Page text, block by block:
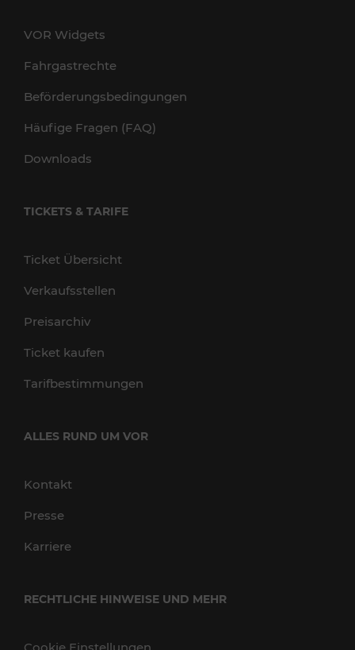
VOR Widgets
Fahrgastrechte
Beförderungsbedingungen
Häufige Fragen (FAQ)
Downloads
TICKETS & TARIFE
Ticket Übersicht
Verkaufsstellen
Preisarchiv
Ticket kaufen
Tarifbestimmungen
ALLES RUND UM VOR
Kontakt
Presse
Karriere
RECHTLICHE HINWEISE UND MEHR